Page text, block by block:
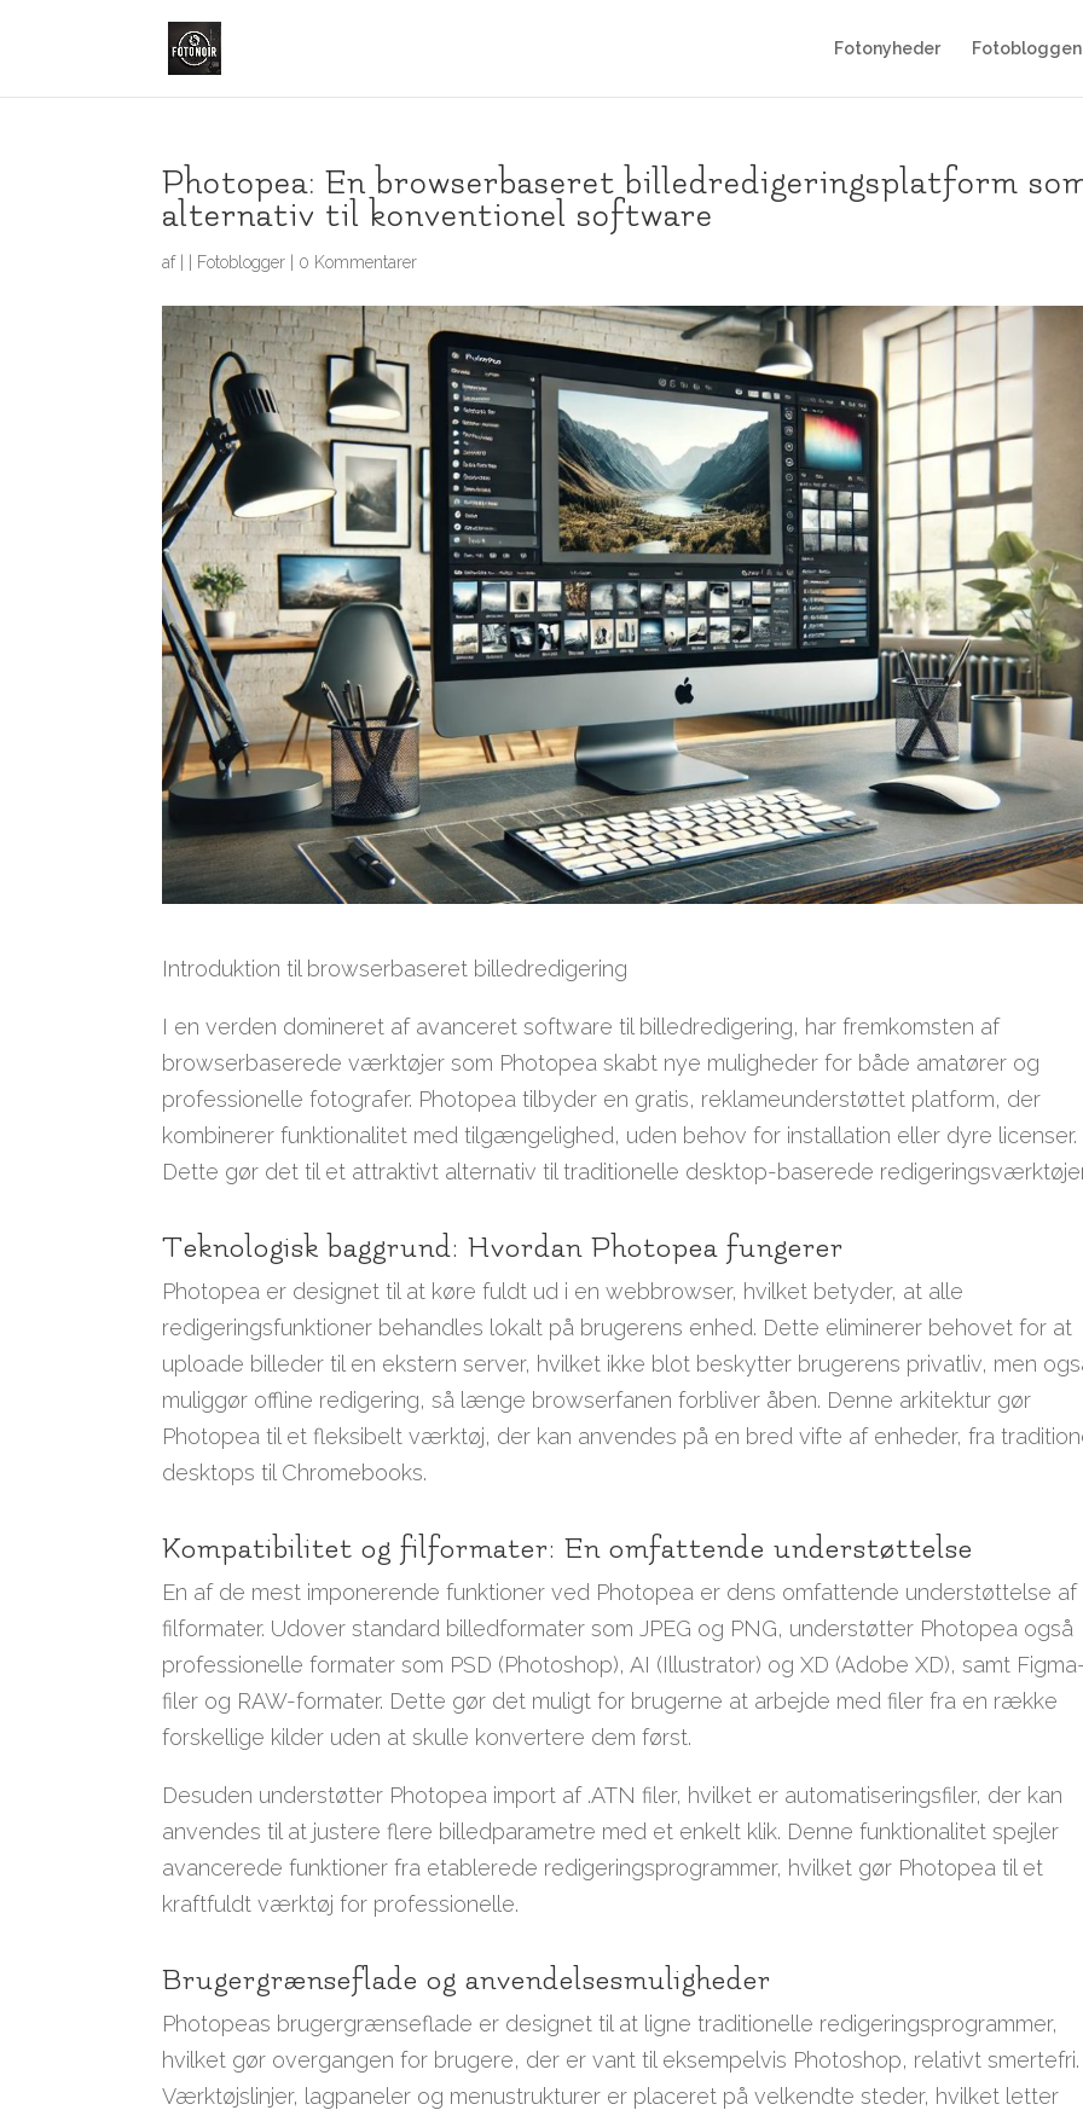
Fotonyheder Fotobloggen
Photopea: En browserbaseret billedredigeringsplatform
alternativ til konventionel software
af Fotoblogger 0 Kommentarer
Introduktion til browserbaseret billedredigering
I en verden domineret af avanceret software til billedredigering, har fremkomsten af
browserbaserede værktøjer som Photopea skabt nye muligheder for både amatører og
professionelle fotografer. Photopea tilbyder en gratis, reklameunderstøttet platform, der
kombinerer funktionalitet med tilgængelighed, uden behov for installation eller dyre licenser.
Dette gør det til et attraktivt alternativ til traditionelle desktop-baserede
Teknologisk baggrund: Hvordan Photopea fungerer
Photopea er designet til at køre fuldt ud i en webbrowser, hvilket betyder, at alle
redigeringsfunktioner behandles lokalt på brugerens enhed. Dette eliminerer behovet for at
uploade billeder til en ekstern server, hvilket ikke blot beskytter brugerens privatliv, men
muliggør offline redigering, så længe browserfanen forbliver åben. Denne arkitektur gør
Photopea til et fleksibelt værktøj, der kan anvendes på en bred vifte af enheder, fra
desktops til Chromebooks.
Kompatibilitet og filformater: En omfattende understøttelse
En af de mest imponerende funktioner ved Photopea er dens omfattende understøttelse af
filformater. Udover standard billedformater som JPEG og PNG, understøtter Photopea også
professionelle formater som PSD (Photoshop), AI (Illustrator) og XD (Adobe XD), samt
filer og RAW-formater. Dette gør det muligt for brugerne at arbejde med filer fra en række
forskellige kilder uden at skulle konvertere dem først.
Desuden understøtter Photopea import af .ATN filer, hvilket er automatiseringsfiler, der kan
anvendes til at justere flere billedparametre med et enkelt klik. Denne funktionalitet spejler
avancerede funktioner fra etablerede redigeringsprogrammer, hvilket gør Photopea til et
kraftfuldt værktøj for professionelle.
Brugergrænseflade og anvendelsesmuligheder
Photopeas brugergrænseflade er designet til at ligne traditionelle redigeringsprogrammer,
hvilket gør overgangen for brugere, der er vant til eksempelvis Photoshop, relativt smertefri.
Værktøjslinjer, lagpaneler og menustrukturer er placeret på velkendte steder, hvilket letter